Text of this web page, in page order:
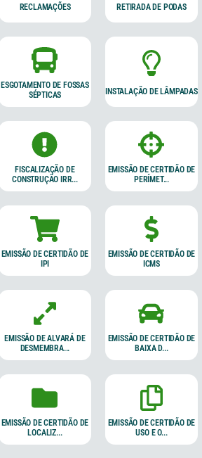
RECLAMAÇÕES RETIRADA DE PODAS
ESGOTAMENTO DE FOSSAS
SÉPTICAS
INSTALAÇÃO DE LÂMPADAS
FISCALIZAÇÃO DE
CONSTRUÇÃO IRR...
EMISSÃO DE CERTIDÃO DE
PERÍMET...
EMISSÃO DE CERTIDÃO DE
IPI
EMISSÃO DE CERTIDÃO DE
ICMS
EMISSÃO DE ALVARÁ DE
DESMEMBRA...
EMISSÃO DE CERTIDÃO DE
BAIXA D...
EMISSÃO DE CERTIDÃO DE
LOCALIZ...
EMISSÃO DE CERTIDÃO DE
USO E O...